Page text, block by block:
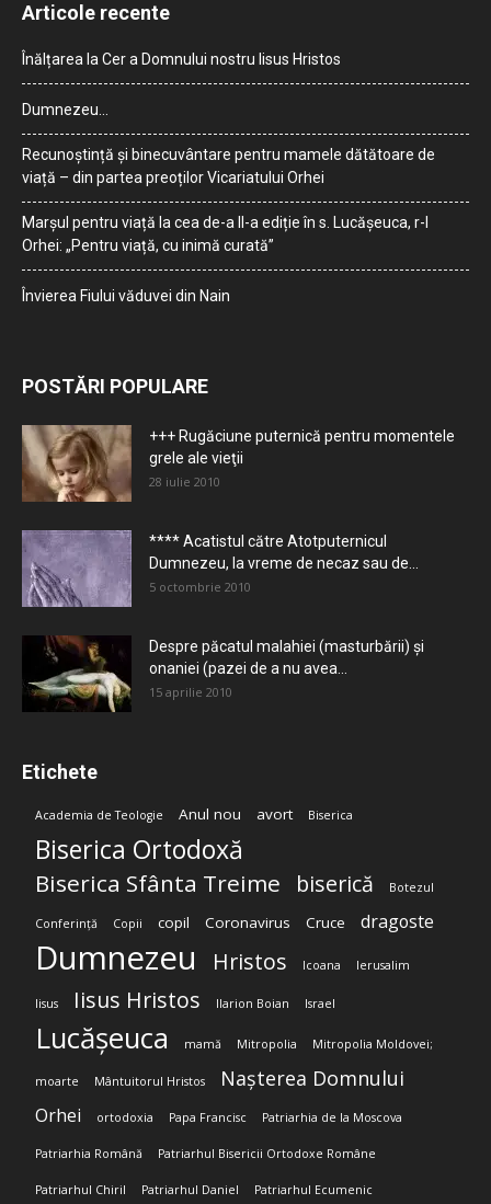
Articole recente
Înălțarea la Cer a Domnului nostru Iisus Hristos
Dumnezeu…
Recunoștință și binecuvântare pentru mamele dătătoare de
viață – din partea preoților Vicariatului Orhei
Marșul pentru viață la cea de-a II-a ediție în s. Lucășeuca, r-l
Orhei: „Pentru viață, cu inimă curată”
Învierea Fiului văduvei din Nain
POSTĂRI POPULARE
+++ Rugăciune puternică pentru momentele
grele ale vieţii
28 iulie 2010
**** Acatistul către Atotputernicul
Dumnezeu, la vreme de necaz sau de...
5 octombrie 2010
Despre păcatul malahiei (masturbării) şi
onaniei (pazei de a nu avea...
15 aprilie 2010
Etichete
Academia de Teologie Anul nou avort Biserica
Biserica Ortodoxă
Biserica Sfânta Treime biserică Botezul
Conferință Copii copil Coronavirus Cruce dragoste
Dumnezeu Hristos Icoana Ierusalim
Iisus Iisus Hristos Ilarion Boian Israel
Lucășeuca mamă Mitropolia Mitropolia Moldovei;
moarte Mântuitorul Hristos Nașterea Domnului
Orhei ortodoxia Papa Francisc Patriarhia de la Moscova
Patriarhia Română Patriarhul Bisericii Ortodoxe Române
Patriarhul Chiril Patriarhul Daniel Patriarhul Ecumenic